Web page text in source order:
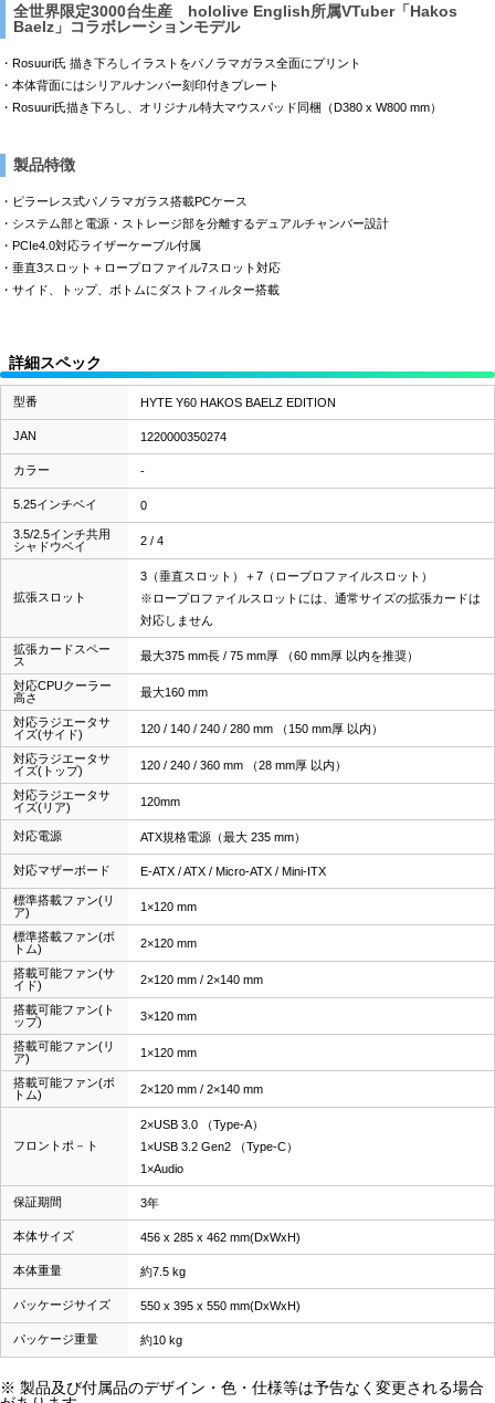
全世界限定3000台生産 hololive English所属VTuber「Hakos
Baelz」コラボレーションモデル
・Rosuuri氏 描き下ろしイラストをパノラマガラス全面にプリント
・本体背面にはシリアルナンバー刻印付きプレート
・Rosuuri氏描き下ろし、オリジナル特大マウスパッド同梱（D380 x W800 mm）
製品特徴
・ピラーレス式パノラマガラス搭載PCケース
・システム部と電源・ストレージ部を分離するデュアルチャンバー設計
・PCIe4.0対応ライザーケーブル付属
・垂直3スロット＋ロープロファイル7スロット対応
・サイド、トップ、ボトムにダストフィルター搭載
詳細スペック
型番 HYTE Y60 HAKOS BAELZ EDITION
JAN 1220000350274
カラー -
5.25インチベイ 0
3.5/2.5インチ共用
シャドウベイ
2 / 4
拡張スロット
3（垂直スロット）＋7（ロープロファイルスロット）
※ロープロファイルスロットには、通常サイズの拡張カードは
対応しません
拡張カードスペー
ス
最大375 mm長 / 75 mm厚 （60 mm厚 以内を推奨）
対応CPUクーラー
高さ
最大160 mm
対応ラジエータサ
イズ(サイド)
120 / 140 / 240 / 280 mm （150 mm厚 以内）
対応ラジエータサ
イズ(トップ)
120 / 240 / 360 mm （28 mm厚 以内）
対応ラジエータサ
イズ(リア)
120mm
対応電源 ATX規格電源（最大 235 mm）
対応マザーボード E-ATX / ATX / Micro-ATX / Mini-ITX
標準搭載ファン(リ
ア)
1×120 mm
標準搭載ファン(ボ
トム)
2×120 mm
搭載可能ファン(サ
イド)
2×120 mm / 2×140 mm
搭載可能ファン(ト
ップ)
3×120 mm
搭載可能ファン(リ
ア)
1×120 mm
搭載可能ファン(ボ
トム)
2×120 mm / 2×140 mm
フロントポ－ト
2×USB 3.0 （Type-A）
1×USB 3.2 Gen2 （Type-C）
1×Audio
保証期間 3年
本体サイズ 456 x 285 x 462 mm(DxWxH)
本体重量 約7.5 kg
パッケージサイズ 550 x 395 x 550 mm(DxWxH)
パッケージ重量 約10 kg
※ 製品及び付属品のデザイン・色・仕様等は予告なく変更される場合